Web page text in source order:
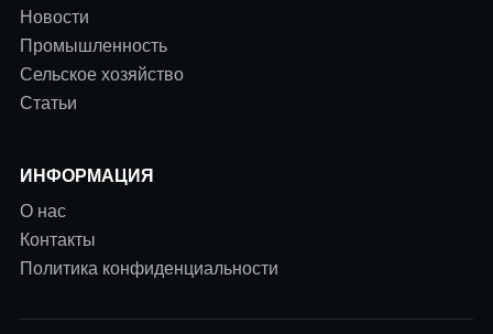
Новости
Промышленность
Сельское хозяйство
Статьи
ИНФОРМАЦИЯ
О нас
Контакты
Политика конфиденциальности